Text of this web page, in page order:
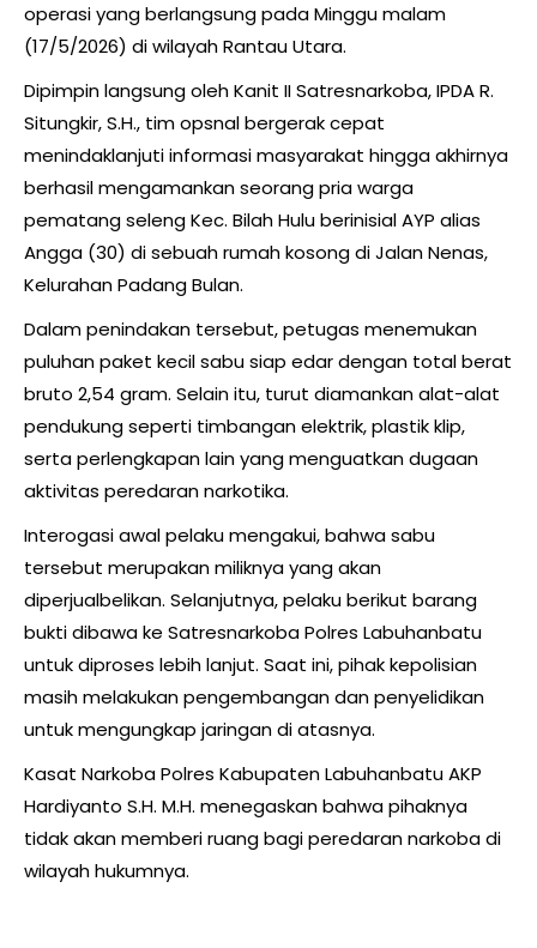
operasi yang berlangsung pada Minggu malam
(17/5/2026) di wilayah Rantau Utara.
Dipimpin langsung oleh Kanit II Satresnarkoba, IPDA R.
Situngkir, S.H., tim opsnal bergerak cepat
menindaklanjuti informasi masyarakat hingga akhirnya
berhasil mengamankan seorang pria warga
pematang seleng Kec. Bilah Hulu berinisial AYP alias
Angga (30) di sebuah rumah kosong di Jalan Nenas,
Kelurahan Padang Bulan.
Dalam penindakan tersebut, petugas menemukan
puluhan paket kecil sabu siap edar dengan total berat
bruto 2,54 gram. Selain itu, turut diamankan alat-alat
pendukung seperti timbangan elektrik, plastik klip,
serta perlengkapan lain yang menguatkan dugaan
aktivitas peredaran narkotika.
Interogasi awal pelaku mengakui, bahwa sabu
tersebut merupakan miliknya yang akan
diperjualbelikan. Selanjutnya, pelaku berikut barang
bukti dibawa ke Satresnarkoba Polres Labuhanbatu
untuk diproses lebih lanjut. Saat ini, pihak kepolisian
masih melakukan pengembangan dan penyelidikan
untuk mengungkap jaringan di atasnya.
Kasat Narkoba Polres Kabupaten Labuhanbatu AKP
Hardiyanto S.H. M.H. menegaskan bahwa pihaknya
tidak akan memberi ruang bagi peredaran narkoba di
wilayah hukumnya.